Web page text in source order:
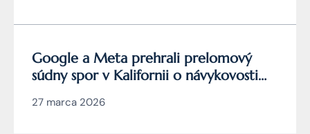
Google a Meta prehrali prelomový
súdny spor v Kalifornii o návykovosti
27 marca 2026